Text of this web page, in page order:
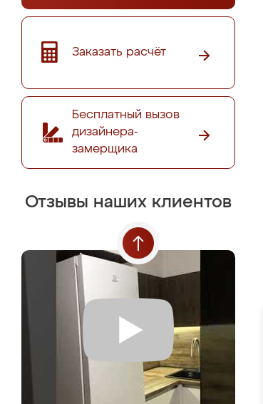
Заказать расчёт
Бесплатный вызов
дизайнера-
замерщика
Отзывы наших клиентов